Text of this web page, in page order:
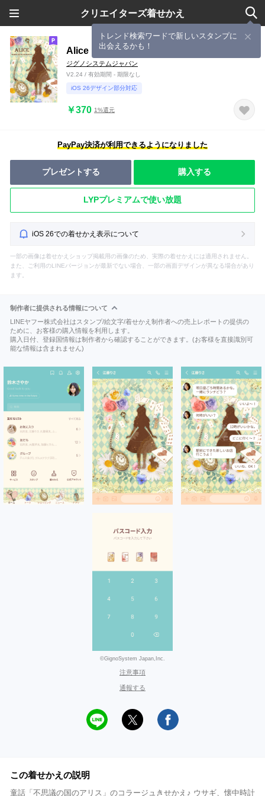
クリエイターズ着せかえ
トレンド検索ワードで新しいスタンプに
出会えるかも！
Alice …Silhouette Romance…
ジグノシステムジャパン
V2.24 / 有効期間 - 期限なし
iOS 26デザイン部分対応
￥370 1%還元
PayPay決済が利用できるようになりました
プレゼントする 購入する
LYPプレミアムで使い放題
iOS 26での着せかえ表示について
一部の画像は着せかえショップ掲載用の画像のため、実際の着せかえには適用されません。
また、ご利用のLINEバージョンが最新でない場合、一部の画面デザインが異なる場合があり
ます。
制作者に提供される情報について
LINEヤフー株式会社はスタンプ/絵文字/着せかえ制作者への売上レポートの提供の
ために、お客様の購入情報を利用します。
購入日付、登録国情報は制作者から確認することができます。(お客様を直接識別可
能な情報は含まれません)
©GignoSystem Japan,Inc.
注意事項
通報する
この着せかえの説明
童話「不思議の国のアリス」のコラージュきせかえ♪ ウサギ、懐中時計